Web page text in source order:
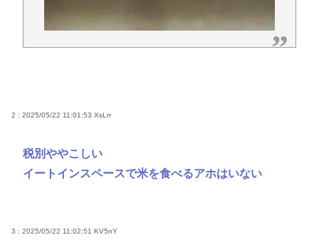
2 : 2025/05/22 11:01:53 XsLrr
税別ややこしい
イートインスペースで米を食べるアホはいない
3 : 2025/05/22 11:02:51 KV5nY